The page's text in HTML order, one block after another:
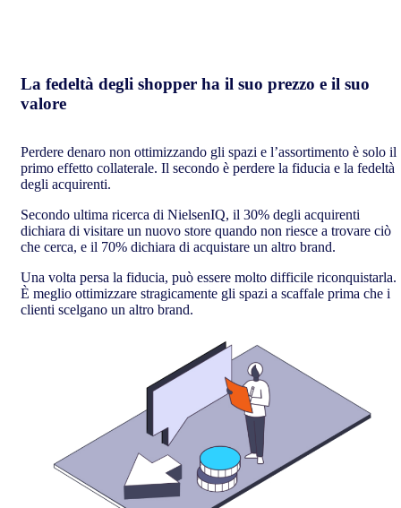
La fedeltà degli shopper ha il suo prezzo e il suo
valore
Perdere denaro non ottimizzando gli spazi e l’assortimento è solo il
primo effetto collaterale. Il secondo è perdere la fiducia e la fedeltà
degli acquirenti.
Secondo ultima ricerca di NielsenIQ, il 30% degli acquirenti
dichiara di visitare un nuovo store quando non riesce a trovare ciò
che cerca, e il 70% dichiara di acquistare un altro brand.
Una volta persa la fiducia, può essere molto difficile riconquistarla.
È meglio ottimizzare stragicamente gli spazi a scaffale prima che i
clienti scelgano un altro brand.